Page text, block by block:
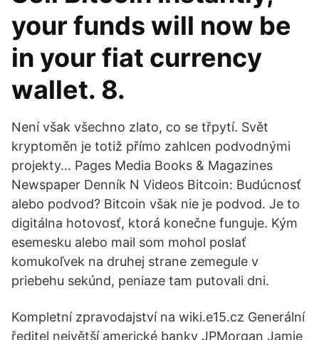
your funds will now be
in your fiat currency
wallet. 8.
Není však všechno zlato, co se třpytí. Svět
kryptoměn je totiž přímo zahlcen podvodnými
projekty… Pages Media Books & Magazines
Newspaper Denník N Videos Bitcoin: Budúcnosť
alebo podvod? Bitcoin však nie je podvod. Je to
digitálna hotovosť, ktorá konečne funguje. Kým
esemesku alebo mail som mohol poslať
komukoľvek na druhej strane zemegule v
priebehu sekúnd, peniaze tam putovali dni.
Kompletní zpravodajství na wiki.e15.cz Generální
ředitel největší americké banky JPMorgan Jamie